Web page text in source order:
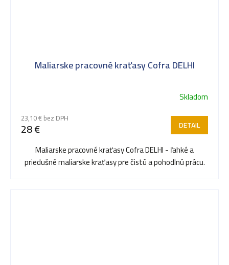
Maliarske pracovné kraťasy Cofra DELHI
Skladom
23,10 € bez DPH
28 € DETAIL
Maliarske pracovné kraťasy Cofra DELHI - ľahké a
priedušné maliarske kraťasy pre čistú a pohodlnú prácu.